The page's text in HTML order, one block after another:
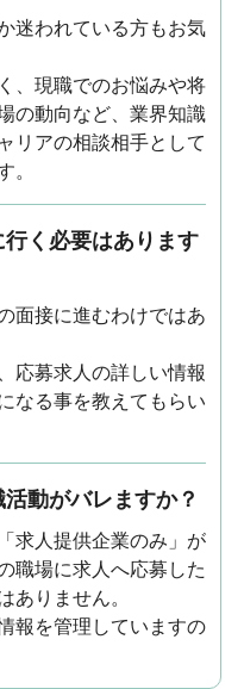
迷われている方もお気
、現職でのお悩みや将
の動向など、業界知識
リアの相談相手として
。
く必要はあります
面接に進むわけではあ
応募求人の詳しい情報
なる事を教えてもらい
動がバレますか？
求人提供企業のみ」が
職場に求人へ応募した
ありません。
報を管理していますの